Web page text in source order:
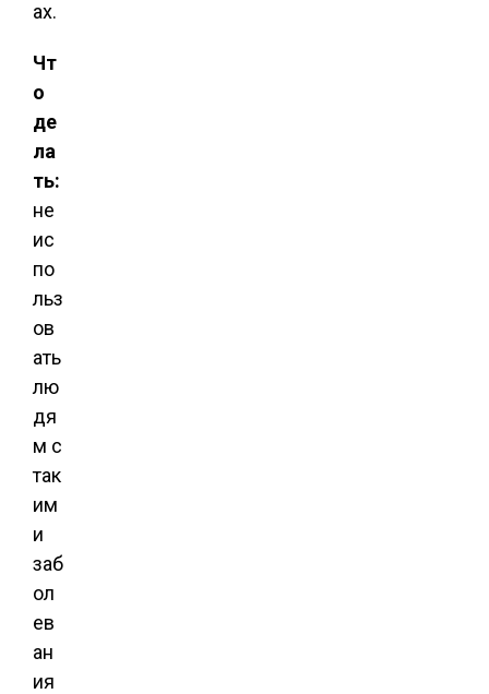
ах.
Чт
о
де
ла
ть:
не
ис
по
льз
ов
ать
лю
дя
м с
так
им
и
заб
ол
ев
ан
ия